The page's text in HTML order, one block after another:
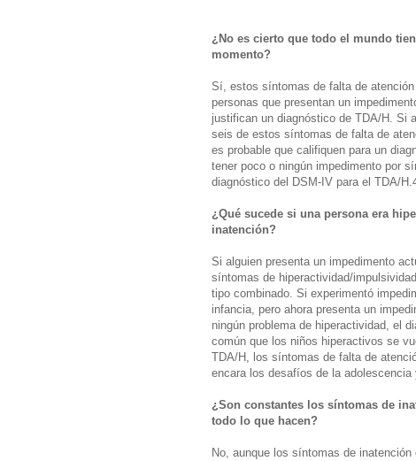
¿No es cierto que todo el mundo
momento?
Sí, estos síntomas de falta de
personas que presentan un
justifican un diagnóstico de TDA/H. Si
seis de estos síntomas de falta de
es probable que califiquen para un
tener poco o ningún impedimento por
diagnóstico del DSM-IV para el TDA/
¿Qué sucede si una persona era
inatención?
Si alguien presenta un impedimento
síntomas de hiperactividad/
tipo combinado. Si experimentó
infancia, pero ahora presenta un
ningún problema de hiperactividad, el
común que los niños hiperactivos se
TDA/H, los síntomas de falta de
encara los desafíos de la adolescencia
¿Son constantes los síntomas de
todo lo que hacen?
No, aunque los síntomas de